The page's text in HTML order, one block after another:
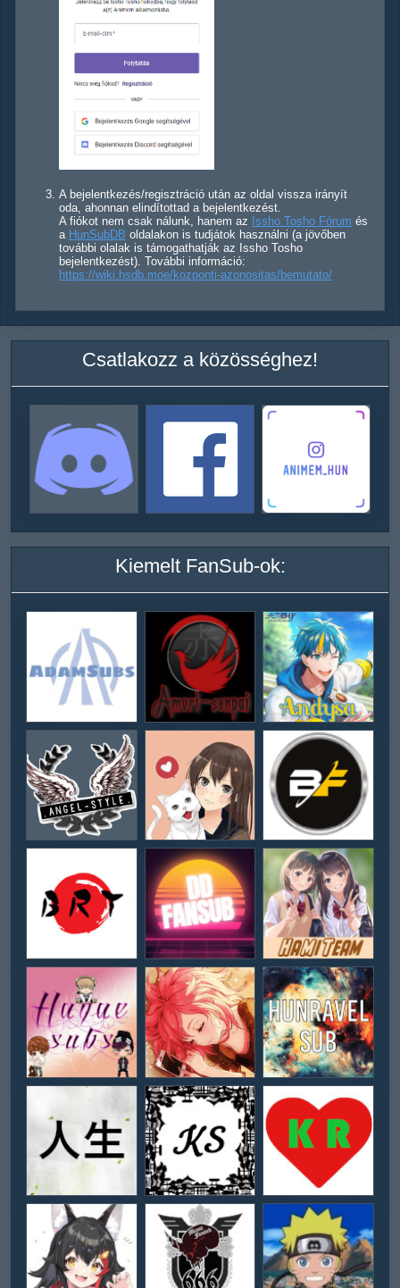
A bejelentkezés/regisztráció után az oldal vissza irányít
oda, ahonnan elindítottad a bejelentkezést.
A fiókot nem csak nálunk, hanem az Issho Tosho Fórum és
a HunSubDB oldalakon is tudjátok használni (a jövőben
további olalak is támogathatják az Issho Tosho
bejelentkezést). További információ:
https://wiki.hsdb.moe/kozponti-azonositas/bemutato/
Csatlakozz a közösséghez!
Kiemelt FanSub-ok: